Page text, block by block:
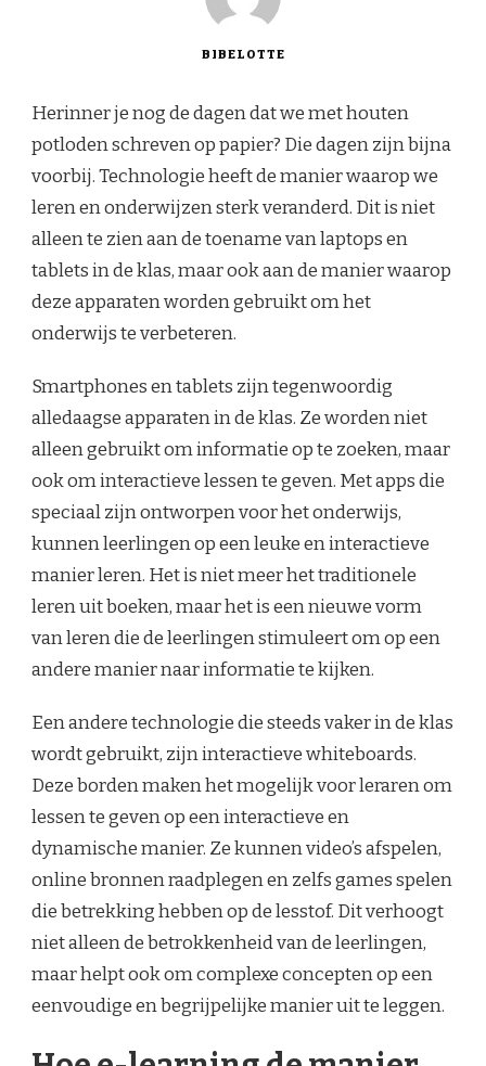
BIBELOTTE
Herinner je nog de dagen dat we met houten
potloden schreven op papier? Die dagen zijn bijna
voorbij. Technologie heeft de manier waarop we
leren en onderwijzen sterk veranderd. Dit is niet
alleen te zien aan de toename van laptops en
tablets in de klas, maar ook aan de manier waarop
deze apparaten worden gebruikt om het
onderwijs te verbeteren.
Smartphones en tablets zijn tegenwoordig
alledaagse apparaten in de klas. Ze worden niet
alleen gebruikt om informatie op te zoeken, maar
ook om interactieve lessen te geven. Met apps die
speciaal zijn ontworpen voor het onderwijs,
kunnen leerlingen op een leuke en interactieve
manier leren. Het is niet meer het traditionele
leren uit boeken, maar het is een nieuwe vorm
van leren die de leerlingen stimuleert om op een
andere manier naar informatie te kijken.
Een andere technologie die steeds vaker in de klas
wordt gebruikt, zijn interactieve whiteboards.
Deze borden maken het mogelijk voor leraren om
lessen te geven op een interactieve en
dynamische manier. Ze kunnen video’s afspelen,
online bronnen raadplegen en zelfs games spelen
die betrekking hebben op de lesstof. Dit verhoogt
niet alleen de betrokkenheid van de leerlingen,
maar helpt ook om complexe concepten op een
eenvoudige en begrijpelijke manier uit te leggen.